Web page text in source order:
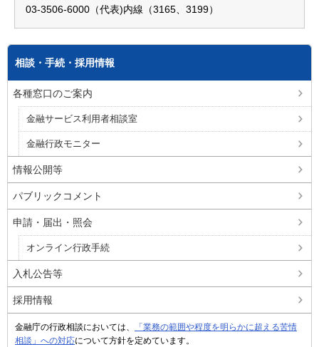
03-3506-6000（代表)内線（3165、3199）
相談・手続・採用情報
各種窓口のご案内
金融サービス利用者相談室
金融行政モニター
情報公開等
パブリックコメント
申請・届出・照会
オンライン行政手続
入札公告等
採用情報
金融庁の行政相談においては、
「業務の範囲や程度を明らかに超える苦情
相談」への対応について方針を定めています。